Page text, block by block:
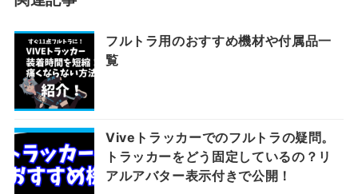
フルトラ用のおすすめ機材や付属品一
覧
Viveトラッカーでのフルトラの疑問。
トラッカーをどう固定しているの？リ
アルアバター表示付きで公開！